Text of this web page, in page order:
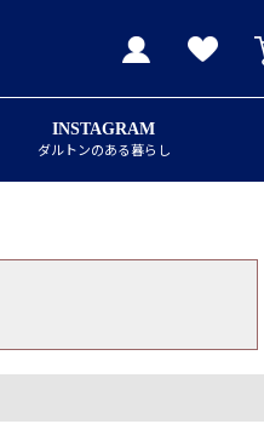
INSTAGRAM
ダルトンのある暮らし